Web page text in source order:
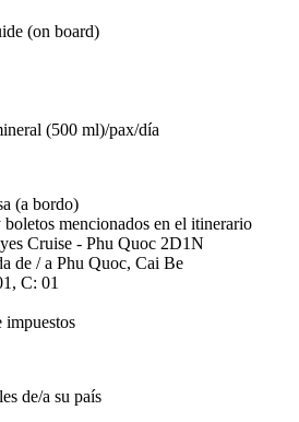
(on board)
(500 ml)/pax/día
(a bordo)
boletos mencionados en el itinerario
Cruise - Phu Quoc 2D1N
de / a Phu Quoc, Cai Be
C: 01
impuestos
de/a su país